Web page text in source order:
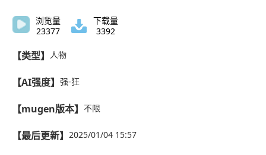
浏览量
23377
下载量
3392
【类型】 人物
【AI强度】 强-狂
【mugen版本】 不限
【最后更新】 2025/01/04 15:57